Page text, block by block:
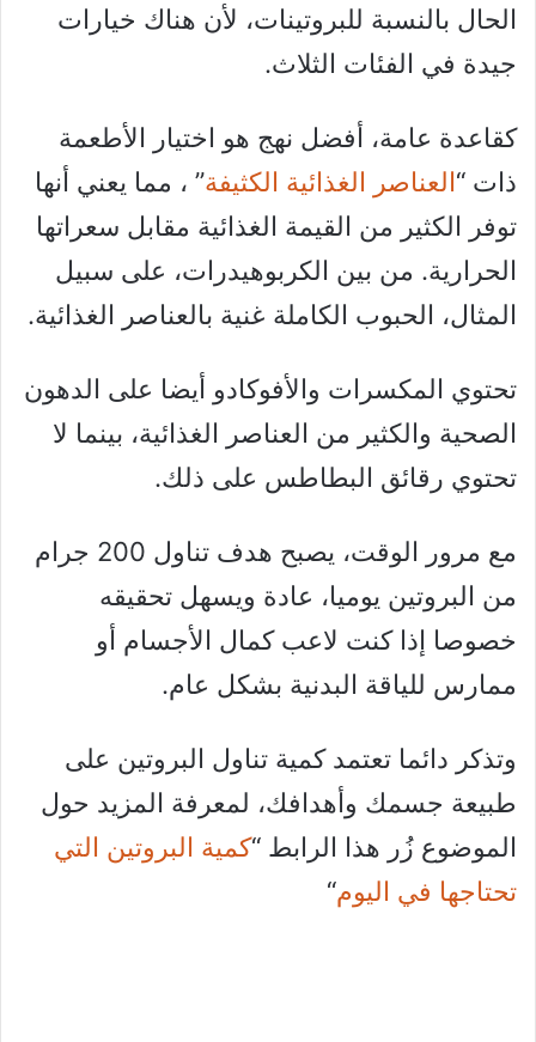
الحال بالنسبة للبروتينات، لأن هناك خيارات
جيدة في الفئات الثلاث.
كقاعدة عامة، أفضل نهج هو اختيار الأطعمة
ذات “العناصر الغذائية الكثيفة” ، مما يعني أنها
توفر الكثير من القيمة الغذائية مقابل سعراتها
الحرارية. من بين الكربوهيدرات، على سبيل
المثال، الحبوب الكاملة غنية بالعناصر الغذائية.
تحتوي المكسرات والأفوكادو أيضا على الدهون
الصحية والكثير من العناصر الغذائية، بينما لا
تحتوي رقائق البطاطس على ذلك.
مع مرور الوقت، يصبح هدف تناول 200 جرام
من البروتين يوميا، عادة ويسهل تحقيقه
خصوصا إذا كنت لاعب كمال الأجسام أو
ممارس للياقة البدنية بشكل عام.
وتذكر دائما تعتمد كمية تناول البروتين على
طبيعة جسمك وأهدافك، لمعرفة المزيد حول
الموضوع زُر هذا الرابط “كمية البروتين التي
تحتاجها في اليوم“